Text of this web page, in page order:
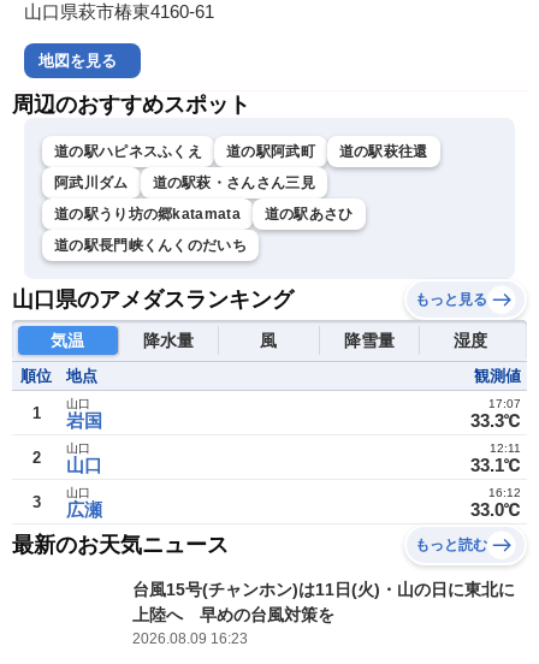
山口県萩市椿東4160-61
地図を見る
周辺のおすすめスポット
道の駅ハピネスふくえ 道の駅阿武町
道の駅萩往還
阿武川ダム
道の駅萩・さんさん三見
道の駅うり坊の郷katamata
道の駅あさひ
道の駅長門峡くんくのだいち
山口県のアメダスランキング もっと見る
気温 降水量 風 降雪量 湿度
順位 地点 観測値
1 岩国
山口
33.3℃
17:07
2 山口
山口
33.1℃
12:11
3 広瀬
山口
33.0℃
16:12
最新のお天気ニュース もっと読む
台風15号(チャンホン)は11日(火)・山の日に東北に
上陸へ 早めの台風対策を
2026.08.09 16:23